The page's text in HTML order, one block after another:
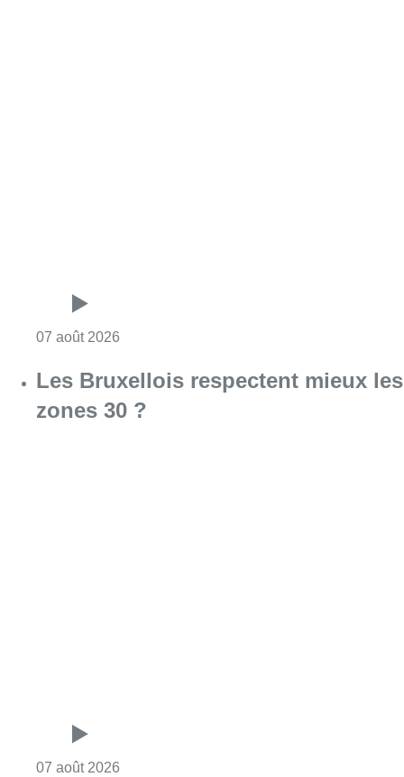
07 août 2026
Les Bruxellois respectent mieux les
zones 30 ?
07 août 2026